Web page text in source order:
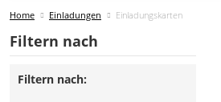
Home Einladungen Einladungskarten
Filtern nach
Filtern nach: